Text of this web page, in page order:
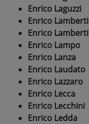
Enrico Laguzzi
Enrico Lamberti
Enrico Lamberti
Enrico Lampo
Enrico Lanza
Enrico Laudato
Enrico Lazzaro
Enrico Lecca
Enrico Lecchini
Enrico Ledda